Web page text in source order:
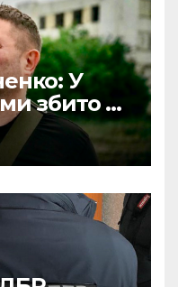
У
збито 6